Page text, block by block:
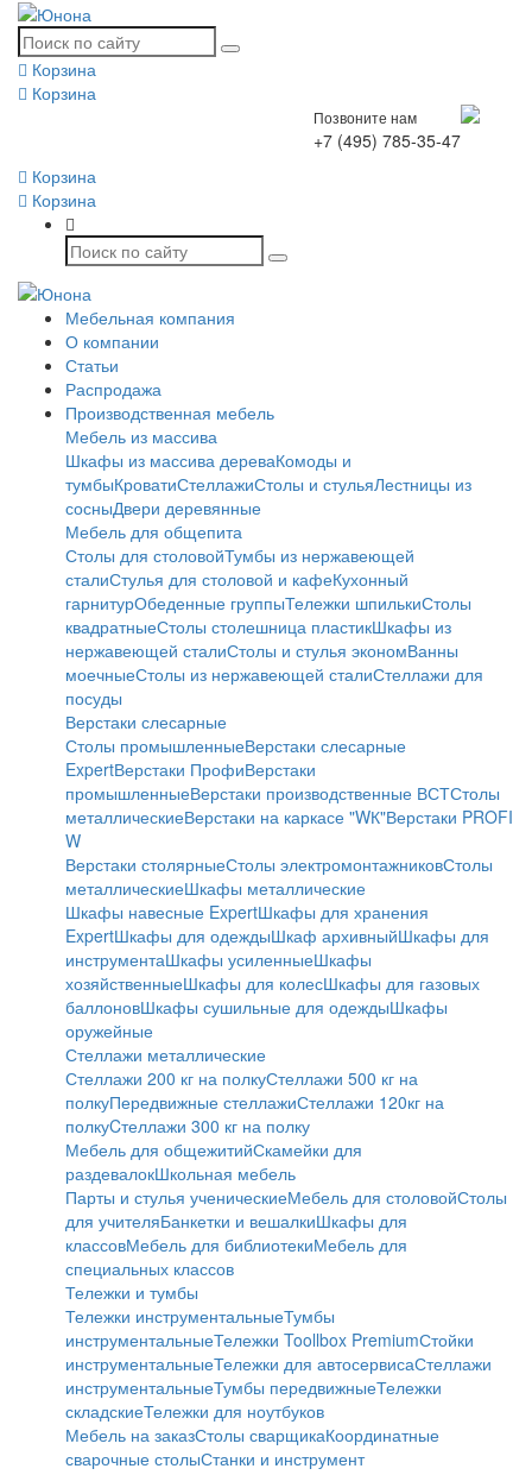
Корзина
Корзина
Позвоните нам
+7 (495) 785-35-47
Корзина
Корзина
Мебельная компания
О компании
Статьи
Распродажа
Производственная мебель
Мебель из массива
Шкафы из массива дереваКомоды и
тумбыКроватиСтеллажиСтолы и стульяЛестницы из
сосныДвери деревянные
Мебель для общепита
Столы для столовойТумбы из нержавеющей
сталиСтулья для столовой и кафеКухонный
гарнитурОбеденные группыТележки шпилькиСтолы
квадратныеСтолы столешница пластикШкафы из
нержавеющей сталиСтолы и стулья экономВанны
моечныеСтолы из нержавеющей сталиСтеллажи для
посуды
Верстаки слесарные
Столы промышленныеВерстаки слесарные
ExpertВерстаки ПрофиВерстаки
промышленныеВерстаки производственные ВСТСтолы
металлическиеВерстаки на каркасе "WК"Верстаки PROFI
W
Верстаки столярныеСтолы электромонтажниковСтолы
металлическиеШкафы металлические
Шкафы навесные ExpertШкафы для хранения
ExpertШкафы для одеждыШкаф архивныйШкафы для
инструментаШкафы усиленныеШкафы
хозяйственныеШкафы для колесШкафы для газовых
баллоновШкафы сушильные для одеждыШкафы
оружейные
Стеллажи металлические
Стеллажи 200 кг на полкуСтеллажи 500 кг на
полкуПередвижные стеллажиСтеллажи 120кг на
полкуCтеллажи 300 кг на полку
Мебель для общежитийСкамейки для
раздевалокШкольная мебель
Парты и стулья ученическиеМебель для столовойСтолы
для учителяБанкетки и вешалкиШкафы для
классовМебель для библиотекиМебель для
специальных классов
Тележки и тумбы
Тележки инструментальныеТумбы
инструментальныеТележки Toollbox PremiumСтойки
инструментальныеТележки для автосервисаСтеллажи
инструментальныеТумбы передвижныеТележки
складскиеТележки для ноутбуков
Мебель на заказСтолы сварщикаКоординатные
сварочные столыСтанки и инструмент